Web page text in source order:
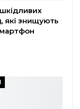
шкідливих
які знищують